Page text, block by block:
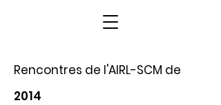
Rencontres de l'AIRL-SCM de
2014